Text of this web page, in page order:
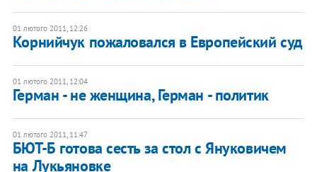
01 лютого 2011, 12:26
Корнийчук пожаловался в Европейский суд
01 лютого 2011, 12:04
Герман - не женщина, Герман - политик
01 лютого 2011, 11:47
БЮТ-Б готова сесть за стол с Януковичем
на Лукьяновке